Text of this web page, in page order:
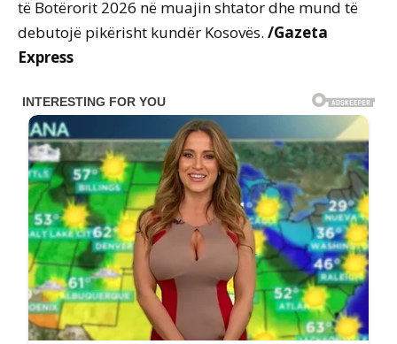
të Botërorit 2026 në muajin shtator dhe mund të
debutojë pikërisht kundër Kosovës. /Gazeta
Express